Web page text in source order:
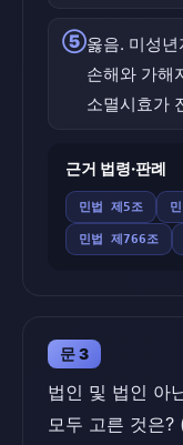
⑤옳음. 미성
손해와 가해
소멸시효가
근거 법령·판례
민법 제5조
민법 제766조
문 3
법인 및 법인 아
모두 고른 것은?